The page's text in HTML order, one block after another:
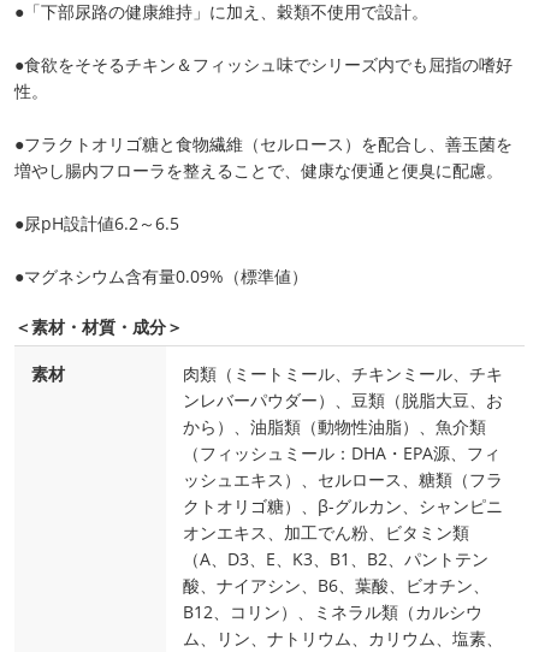
●「下部尿路の健康維持」に加え、穀類不使用で設計。
●食欲をそそるチキン＆フィッシュ味でシリーズ内でも屈指の嗜好
性。
●フラクトオリゴ糖と食物繊維（セルロース）を配合し、善玉菌を
増やし腸内フローラを整えることで、健康な便通と便臭に配慮。
●尿pH設計値6.2～6.5
●マグネシウム含有量0.09%（標準値）
＜素材・材質・成分＞
素材
肉類（ミートミール、チキンミール、チキ
ンレバーパウダー）、豆類（脱脂大豆、お
から）、油脂類（動物性油脂）、魚介類
（フィッシュミール：DHA・EPA源、フィ
ッシュエキス）、セルロース、糖類（フラ
クトオリゴ糖）、β-グルカン、シャンピニ
オンエキス、加工でん粉、ビタミン類
（A、D3、E、K3、B1、B2、パントテン
酸、ナイアシン、B6、葉酸、ビオチン、
B12、コリン）、ミネラル類（カルシウ
ム、リン、ナトリウム、カリウム、塩素、